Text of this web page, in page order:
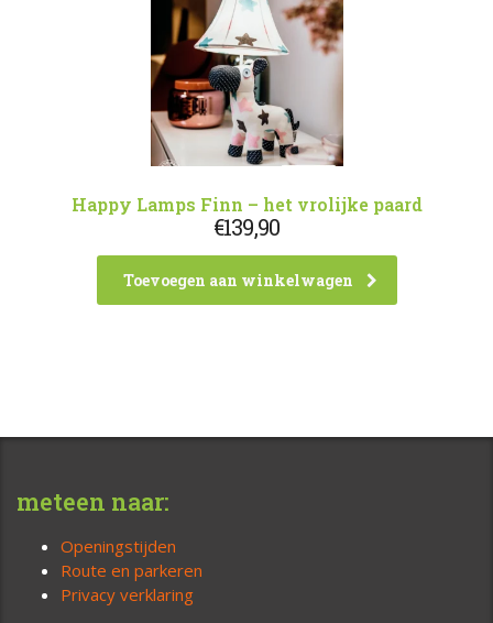
Happy Lamps Finn – het vrolijke paard
€139,90
Toevoegen aan winkelwagen
meteen naar:
Openingstijden
Route en parkeren
Privacy verklaring